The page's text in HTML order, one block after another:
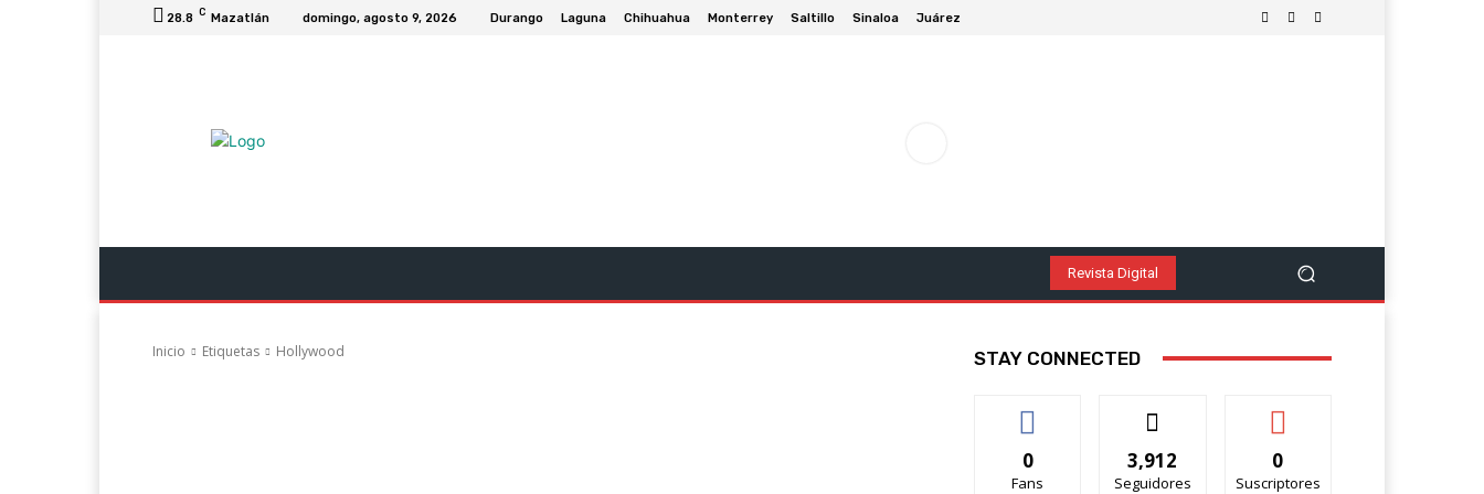
28.8 C Mazatlán domingo, agosto 9, 2026 Durango Laguna Chihuahua Monterrey Saltillo Sinaloa Juárez
Política Salud Y Bienestar
Revista Digital
Inicio Etiquetas Hollywood STAY CONNECTED
0
Fans
3,912
Seguidores
0
Suscriptores